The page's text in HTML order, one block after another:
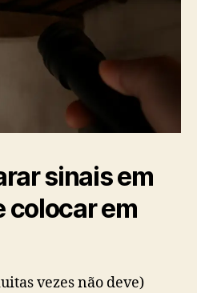
sinais em
colocar em
vezes não deve)